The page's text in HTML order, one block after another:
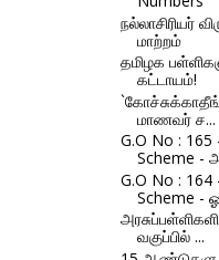
நல்லாசிரியர்
மாற்றம்
தமிழக
கட்டாயம்!
மாணவர் ச...
G.O No : 165
Scheme -
G.O No : 164
Scheme -
வகுப்பில் ...